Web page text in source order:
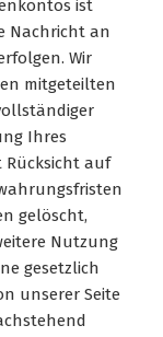
ist
Nachricht an
Wir
mitgeteilten
Ihres
auf
gelöscht,
Nutzung
gesetzlich
unserer Seite